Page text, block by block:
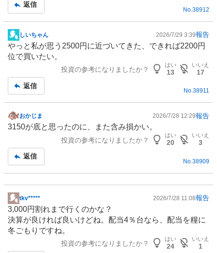
事
返信
No. 38912
掲
示
板
しいちゃん 2026/7/29 3:39報告
やっと私が思う2500円に近づいてきた、できれば2200円
位で買いたい。
投資の参考になりましたか？
はい
13
いいえ
17
返信
No.38911
掲
示
事
おかじま 2026/7/28 12:29報告
3150が底と思ったのに、また含み損かい。
投資の参考になりましたか？
はい
20
いいえ
3
返信
No. 38909
掲
示
板
記
tkv***** 2026/7/28 11:08報告
3,000円割れまで行くのかな？
決算が良ければ良いけどね。配当4％台なら、配当を糧に
冬ごもりですね。
投資の参考になりましたか？
はい
24
いいえ
1